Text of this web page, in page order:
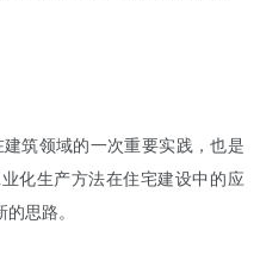
筑领域的一次重要实践，也是
化生产方法在住宅建设中的应
思路。